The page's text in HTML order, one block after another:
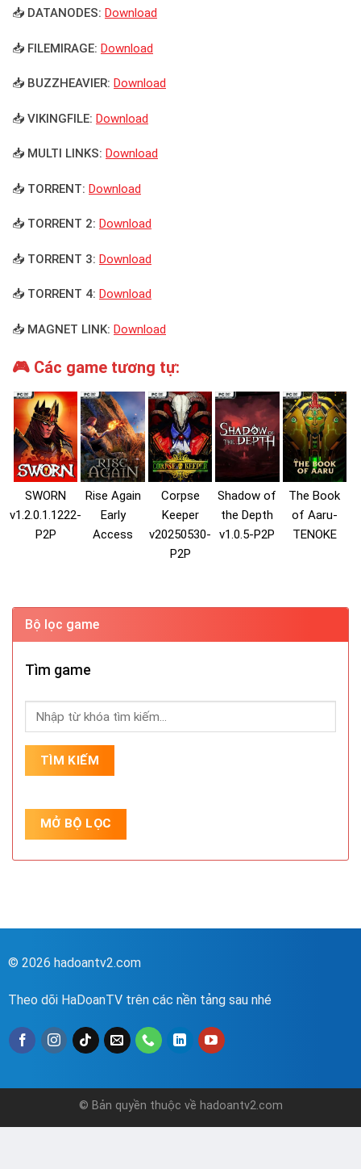
📥 DATANODES: Download
📥 FILEMIRAGE: Download
📥 BUZZHEAVIER: Download
📥 VIKINGFILE: Download
📥 MULTI LINKS: Download
📥 TORRENT: Download
📥 TORRENT 2: Download
📥 TORRENT 3: Download
📥 TORRENT 4: Download
📥 MAGNET LINK: Download
🎮 Các game tương tự:
SWORN
v1.2.0.1.1222-
P2P
Rise Again
Early
Access
Corpse
Keeper
v20250530-
P2P
Shadow of
the Depth
v1.0.5-P2P
The Book
of Aaru-
TENOKE
Bộ lọc game
Tìm game
© 2026 hadoantv2.com
Theo dõi HaDoanTV trên các nền tảng sau nhé
© Bản quyền thuộc về hadoantv2.com